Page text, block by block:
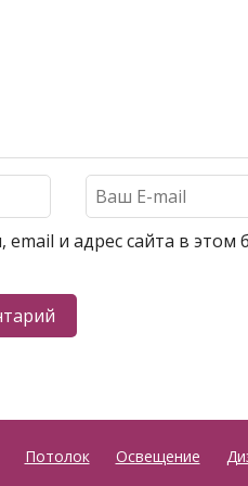
и адрес сайта в
Потолок Освещение